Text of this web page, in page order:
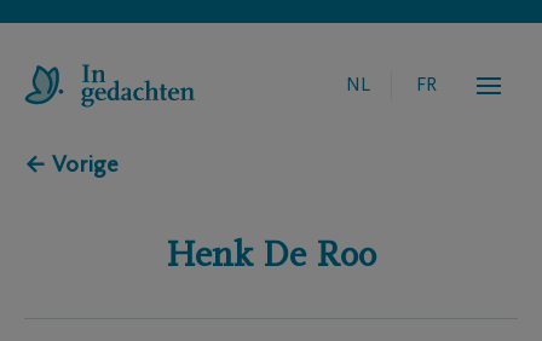
NL FR
← Vorige
Henk De Roo